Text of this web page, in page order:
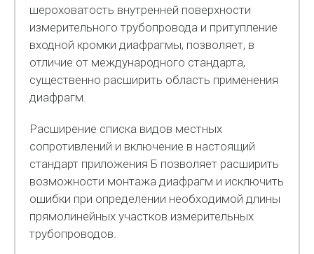
шероховатость внутренней поверхности
измерительного трубопровода и притупление
входной кромки диафрагмы, позволяет, в
отличие от международного стандарта,
существенно расширить область применения
диафрагм.
Расширение списка видов местных
сопротивлений и включение в настоящий
стандарт приложения Б позволяет расширить
возможности монтажа диафрагм и исключить
ошибки при определении необхо­димой длины
прямолинейных участков измерительных
трубопроводов.